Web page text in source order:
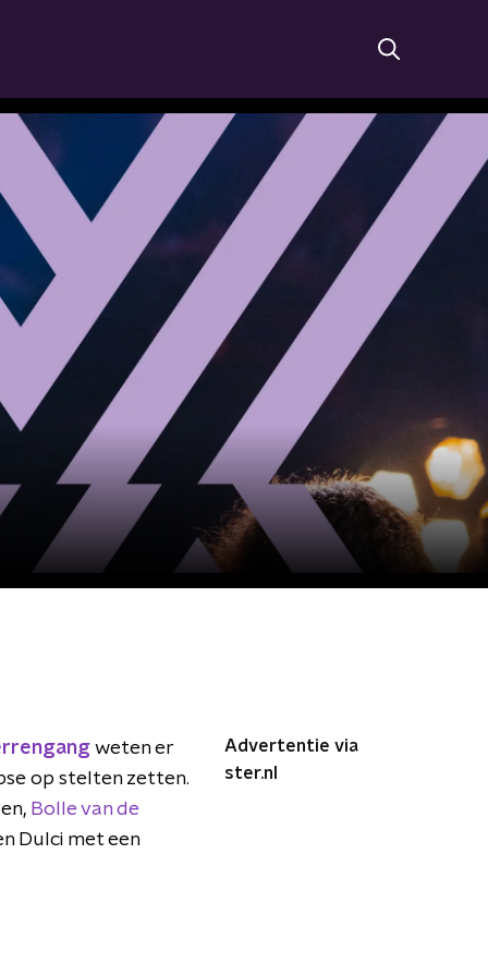
weten er
op stelten zetten.
Bolle van de
Dulci met een
Advertentie via
ster.nl